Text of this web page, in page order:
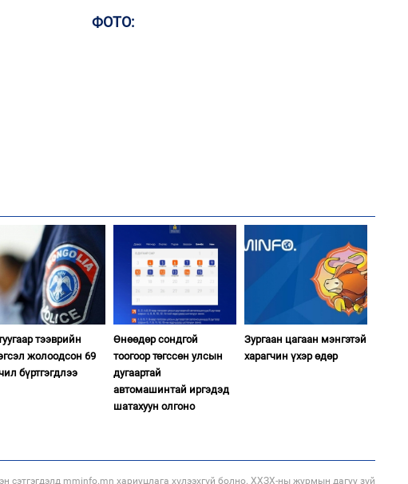
ФОТО:
тээврийн
жолоодсон 69
бүртгэгдлээ
Өнөөдөр сондгой
тоогоор төгссөн улсын
дугаартай
автомашинтай иргэдэд
шатахуун олгоно
Зургаан цагаан мэнгэтэй
харагчин үхэр өдөр
сэтгэгдэлд mminfo.mn хариуцлага хүлээхгүй болно. ХХЗХ-ны журмын дагуу зүй